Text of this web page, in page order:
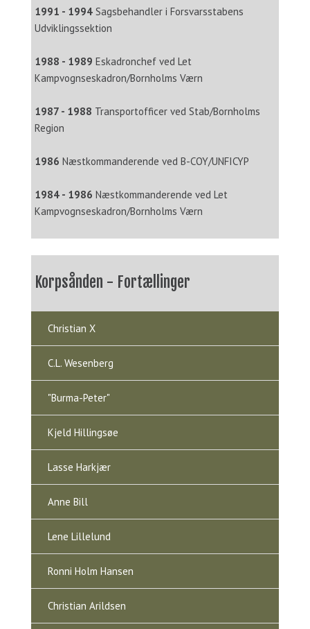
1991 - 1994 Sagsbehandler i Forsvarsstabens
Udviklingssektion
1988 - 1989 Eskadronchef ved Let
Kampvognseskadron/Bornholms Værn
1987 - 1988 Transportofficer ved Stab/Bornholms
Region
1986 Næstkommanderende ved B-COY/UNFICYP
1984 - 1986 Næstkommanderende ved Let
Kampvognseskadron/Bornholms Værn
Korpsånden - Fortællinger
Christian X
C.L. Wesenberg
"Burma-Peter"
Kjeld Hillingsøe
Lasse Harkjær
Anne Bill
Lene Lillelund
Ronni Holm Hansen
Christian Arildsen